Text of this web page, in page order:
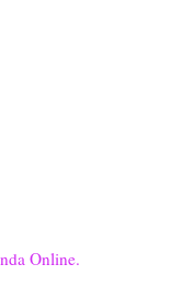
Online.